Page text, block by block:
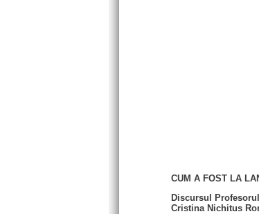
CUM A FOST LA
Discursul
Cristina Nichitus